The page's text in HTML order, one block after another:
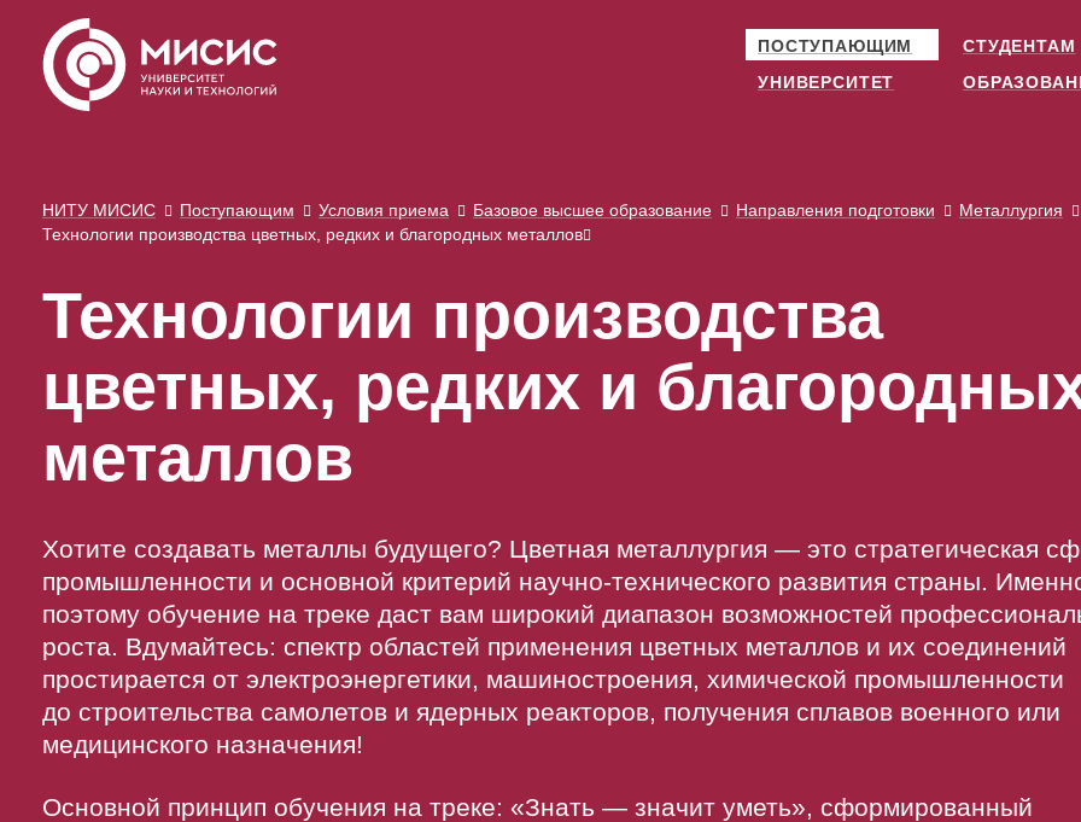
ПОСТУПАЮЩИМ
СТУДЕНТАМ
УНИВЕРСИТЕТ
НИТУ МИСИС Поступающим Условия приема Базовое высшее образование Направления подготовки
Металлургия
Технологии производства цветных, редких и благородных металлов
Технологии производства
цветных, редких и
металлов
Хотите создавать металлы будущего? Цветная металлургия — это стратегическая
промышленности и основной критерий научно-технического развития страны.
поэтому обучение на треке даст вам широкий диапазон возможностей
роста. Вдумайтесь: спектр областей применения цветных металлов и их соединений
простирается от электроэнергетики, машиностроения, химической промышленности
до строительства самолетов и ядерных реакторов, получения сплавов военного или
медицинского назначения!
Основной принцип обучения на треке: «Знать — значит уметь», сформированный